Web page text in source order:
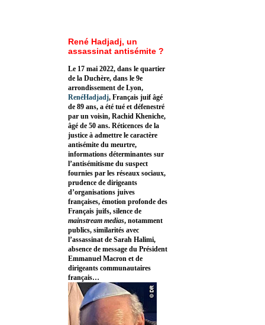
René Hadjadj, un
assassinat antisémite ?
Le 17 mai 2022, dans le quartier
de la Duchère, dans le 9e
arrondissement de Lyon,
RenéHadjadj, Français juif âgé
de 89 ans, a été tué et défenestré
par un voisin, Rachid Kheniche,
âgé de 50 ans. Réticences de la
justice à admettre le caractère
antisémite du meurtre,
informations déterminantes sur
l’antisémitisme du suspect
fournies par les réseaux sociaux,
prudence de dirigeants
d’organisations juives
françaises, émotion profonde des
Français juifs, silence de
mainstream medias, notamment
publics, similarités avec
l’assassinat de Sarah Halimi,
absence de message du Président
Emmanuel Macron et de
dirigeants communautaires
français…